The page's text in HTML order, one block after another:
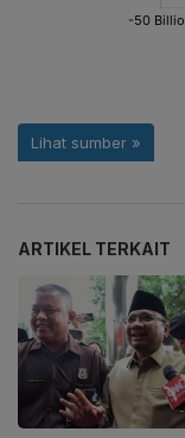
ARTIKEL TERKAIT